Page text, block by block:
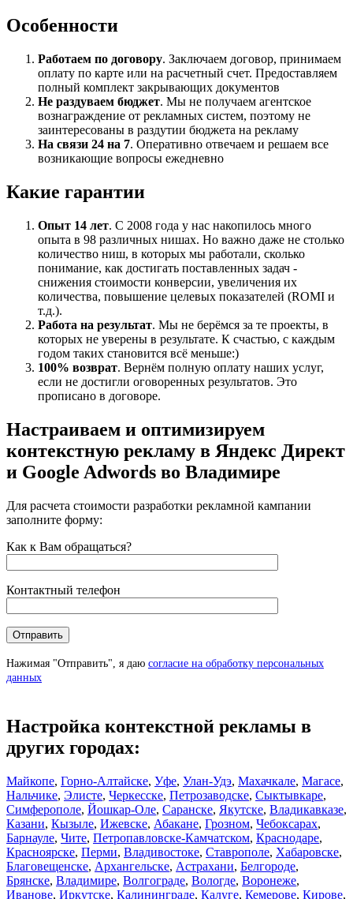
Особенности
Работаем по договору. Заключаем договор, принимаем
оплату по карте или на расчетный счет. Предоставляем
полный комплект закрывающих документов
Не раздуваем бюджет. Мы не получаем агентское
вознаграждение от рекламных систем, поэтому не
заинтересованы в раздутии бюджета на рекламу
На связи 24 на 7. Оперативно отвечаем и решаем все
возникающие вопросы ежедневно
Какие гарантии
Опыт 14 лет. С 2008 года у нас накопилось много
опыта в 98 различных нишах. Но важно даже не столько
количество ниш, в которых мы работали, сколько
понимание, как достигать поставленных задач -
снижения стоимости конверсии, увеличения их
количества, повышение целевых показателей (ROMI и
т.д.).
Работа на результат. Мы не берёмся за те проекты, в
которых не уверены в результате. К счастью, с каждым
годом таких становится всё меньше:)
100% возврат. Вернём полную оплату наших услуг,
если не достигли оговоренных результатов. Это
прописано в договоре.
Настраиваем и оптимизируем
контекстную рекламу в Яндекс Директ
и Google Adwords во Владимире
Для расчета стоимости разработки рекламной кампании
заполните форму:
Как к Вам обращаться?
Контактный телефон
Нажимая "Отправить", я даю согласие на обработку персональных
данных
Настройка контекстной рекламы в
других городах:
Майкопе, Горно-Алтайске, Уфе, Улан-Удэ, Махачкале, Магасе,
Нальчике, Элисте, Черкесске, Петрозаводске, Сыктывкаре,
Симферополе, Йошкар-Оле, Саранске, Якутске, Владикавказе,
Казани, Кызыле, Ижевске, Абакане, Грозном, Чебоксарах,
Барнауле, Чите, Петропавловске-Камчатском, Краснодаре,
Красноярске, Перми, Владивостоке, Ставрополе, Хабаровске,
Благовещенске, Архангельске, Астрахани, Белгороде,
Брянске, Владимире, Волгограде, Вологде, Воронеже,
Иванове, Иркутске, Калининграде, Калуге, Кемерове, Кирове,